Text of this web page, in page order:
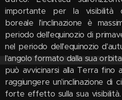
importante per la visibilità
boreale l'inclinazione è
periodo dell'equinozio di
nel periodo dell'equinozio
l'angolo formato dalla sua
può avvicinarsi alla Terra fino
raggiungere un'inclinazione di
forte effetto sulla sua